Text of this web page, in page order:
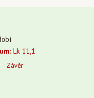
Lk 11,1
Závěr